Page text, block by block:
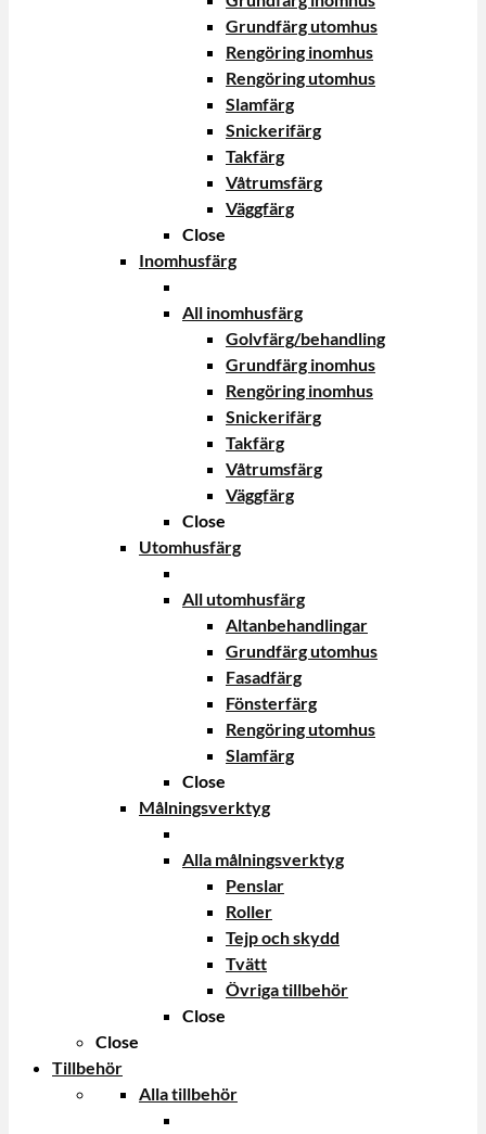
Grundfärg utomhus
Rengöring inomhus
Rengöring utomhus
Slamfärg
Snickerifärg
Takfärg
Våtrumsfärg
Väggfärg
Close
Inomhusfärg
All inomhusfärg
Golvfärg/behandling
Grundfärg inomhus
Rengöring inomhus
Snickerifärg
Takfärg
Våtrumsfärg
Väggfärg
Close
Utomhusfärg
All utomhusfärg
Altanbehandlingar
Grundfärg utomhus
Fasadfärg
Fönsterfärg
Rengöring utomhus
Slamfärg
Close
Målningsverktyg
Alla målningsverktyg
Penslar
Roller
Tejp och skydd
Tvätt
Övriga tillbehör
Close
Close
Tillbehör
Alla tillbehör